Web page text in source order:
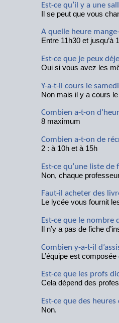
Est-ce qu’il y a une
Il se peut que vous
A quelle heure
Entre 11h30 et
Est-ce que je peux
Oui si vous avez les
Y-a-t-il cours le
Non mais il y a cours
Combien a-t-on
8 maximum
Combien a-t-on de
2 : à 10h et à 15h
Est-ce qu’une liste
Non, chaque
Faut-il acheter des
Le lycée vous fournit
Est-ce que le nombre
Il n’y a pas de fiche
Combien y-a-t-il
L’équipe est
Est-ce que les profs
Cela dépend des
Est-ce que des
Non.